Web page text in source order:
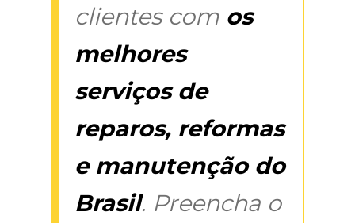
clientes com os
melhores
serviços de
reparos, reformas
e manutenção do
Brasil. Preencha o